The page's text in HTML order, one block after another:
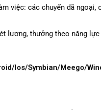
việc: các chuyến dã ngoại,
lương, thưởng theo năng
Ios/Symbian/Meego/